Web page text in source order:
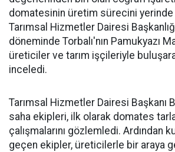
domatesinin üretim sürecini
Tarımsal Hizmetler Dairesi
döneminde Torbalı'nın Pamukyazı
üreticiler ve tarım işçileriyle
inceledi.
Tarımsal Hizmetler Dairesi Başkanı
saha ekipleri, ilk olarak domates
çalışmalarını gözlemledi. Ardından
geçen ekipler, üreticilerle bir araya